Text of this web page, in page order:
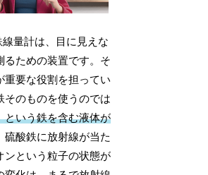
量計は、目に見えな
るための装置です。そ
重要な役割を担ってい
そのものを使うのでは
という鉄を含む液体が
硫酸鉄に放射線が当た
ンという粒子の状態が